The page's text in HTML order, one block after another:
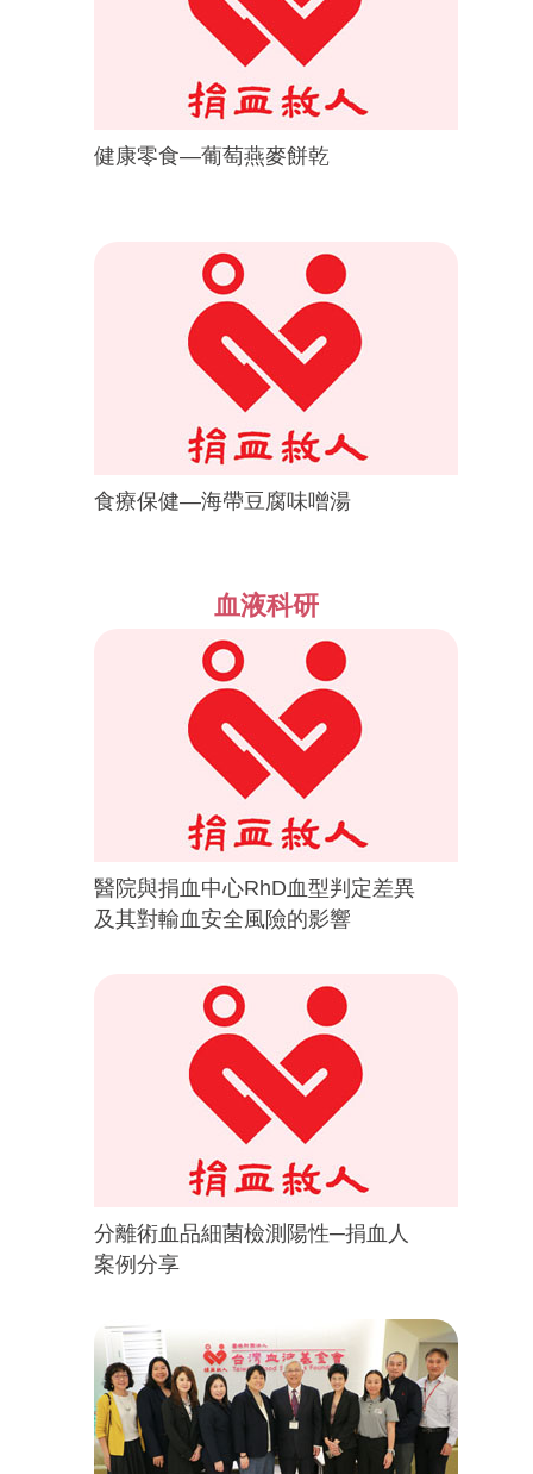
健康零食—葡萄燕麥餅乾
食療保健—海帶豆腐味噌湯
血液科研
醫院與捐血中心RhD血型判定差異
及其對輸血安全風險的影響
分離術血品細菌檢測陽性─捐血人
案例分享